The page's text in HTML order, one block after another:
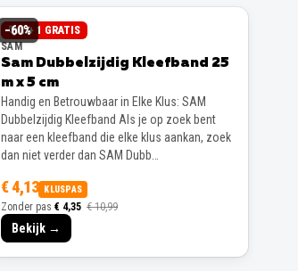
−60%
1 + 1 GRATIS
SAM
Sam Dubbelzijdig Kleefband 25
m x 5 cm
Handig en Betrouwbaar in Elke Klus: SAM
Dubbelzijdig Kleefband Als je op zoek bent
naar een kleefband die elke klus aankan, zoek
dan niet verder dan SAM Dubb…
€ 4,13 KLUSPAS
Zonder pas € 4,35 € 10,99
Bekijk →